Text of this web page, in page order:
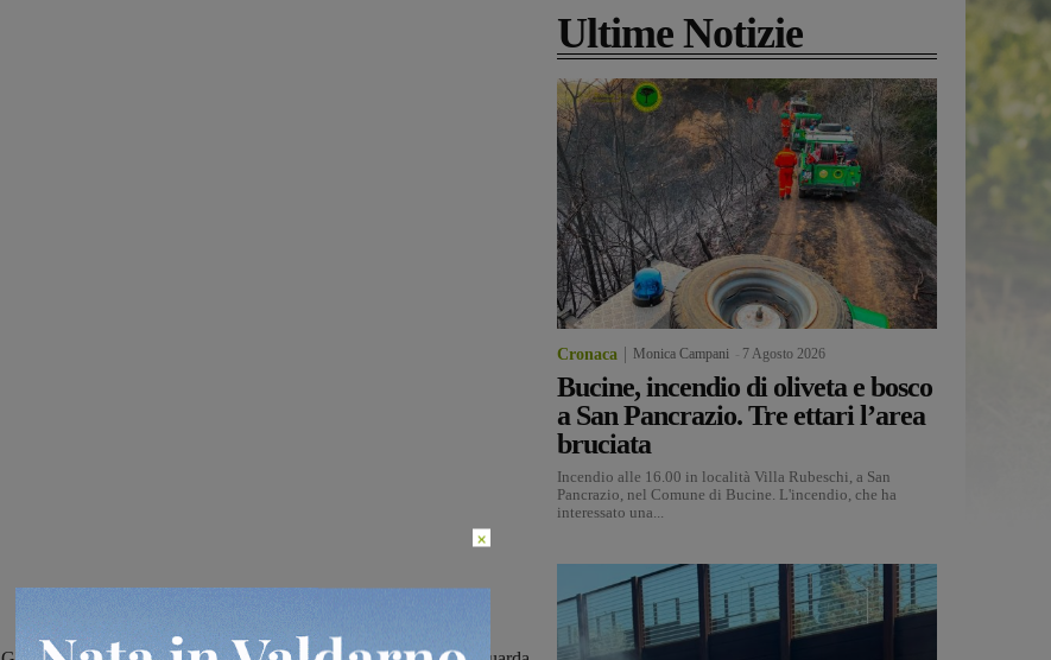
Ultime Notizie
Cronaca Monica Campani 7 Agosto 2026
Bucine, incendio di oliveta e bosco
a San Pancrazio. Tre ettari l’area
bruciata
Incendio alle 16.00 in località Villa Rubeschi, a San
Pancrazio, nel Comune di Bucine. L'incendio, che ha
interessato una...
×